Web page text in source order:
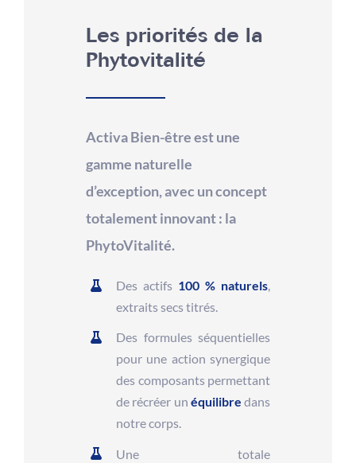
Les priorités de la
Phytovitalité
Activa Bien-être est une
gamme naturelle
d’exception, avec un concept
totalement innovant : la
PhytoVitalité.
Des actifs 100 % naturels,
extraits secs titrés.
Des formules séquentielles
pour une action synergique
des composants permettant
de récréer unéquilibre dans
notre corps.
Une totale